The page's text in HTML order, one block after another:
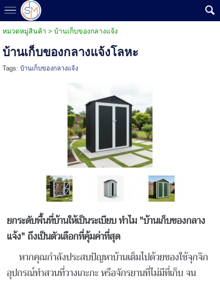
หมวดหมู่สินค้า > บ้านเก็บของกลางแจ้ง
บ้านเก็บของกลางแจ้งโลหะ
Tags: บ้านเก็บของกลางแจ้ง
ยกระดับพื้นที่บ้านให้เป็นระเบียบ ทำไม "บ้านเก็บของกลาง
แจ้ง" ถึงเป็นตัวเลือกที่คุ้มค่าที่สุด
หากคุณกำลังประสบปัญหาบ้านเต็มไปด้วยของใช้จุกจิก
อุปกรณ์ทำสวนที่วางเกะกะ หรือจักรยานที่ไม่มีที่เก็บ จน